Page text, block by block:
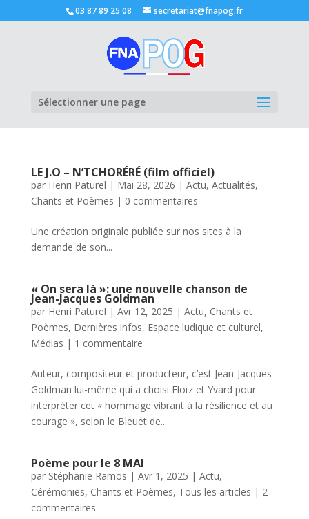
03 87 89 25 08 secretariat@fnapog.fr
Sélectionner une page
LE J.O – N’TCHORÉRÉ (film officiel)
par Henri Paturel | Mai 28, 2026 | Actu, Actualités,
Chants et Poèmes | 0 commentaires
Une création originale publiée sur nos sites à la
demande de son...
« On sera là »: une nouvelle chanson de
Jean-Jacques Goldman
par Henri Paturel | Avr 12, 2025 | Actu, Chants et
Poèmes, Dernières infos, Espace ludique et culturel,
Médias | 1 commentaire
Auteur, compositeur et producteur, c’est Jean-Jacques
Goldman lui-même qui a choisi Eloïz et Yvard pour
interpréter cet « hommage vibrant à la résilience et au
courage », selon le Bleuet de...
Poème pour le 8 MAI
par Stéphanie Ramos | Avr 1, 2025 | Actu,
Cérémonies, Chants et Poèmes, Tous les articles | 2
commentaires